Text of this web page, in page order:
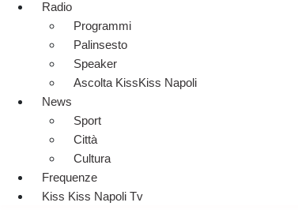
Radio
Programmi
Palinsesto
Speaker
Ascolta KissKiss Napoli
News
Sport
Città
Cultura
Frequenze
Kiss Kiss Napoli Tv